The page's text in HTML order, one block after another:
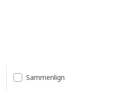
Sammenlign